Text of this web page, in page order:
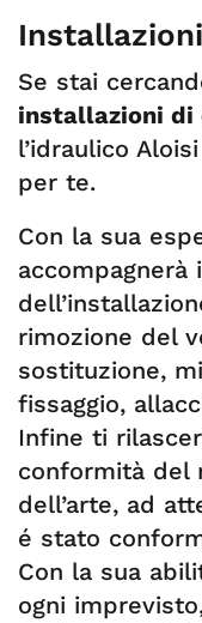
Se stai
installazioni di
l’idraulico
per te.
Con la sua
rimozione del
sostituzione,
fissaggio,
Infine ti
conformità del
dell’arte, ad
é stato
Con la sua
ogni